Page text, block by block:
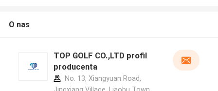
O nas
TOP GOLF CO.,LTD profil
producenta
No. 13, Xiangyuan Road,